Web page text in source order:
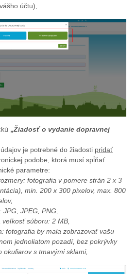
účtu),
„Žiadosť o vydanie dopravnej
je potrebné do žiadosti pridať
podobe , ktorá musí spĺňať
parametre:
fotografia v pomere strán 2 x 3
min. 200 x 300 pixelov, max. 800
JPEG, PNG,
veľkosť súboru: 2 MB,
fotografia by mala zobrazovať vašu
jednoliatom pozadí, bez pokrývky
okuliarov s tmavými sklami,